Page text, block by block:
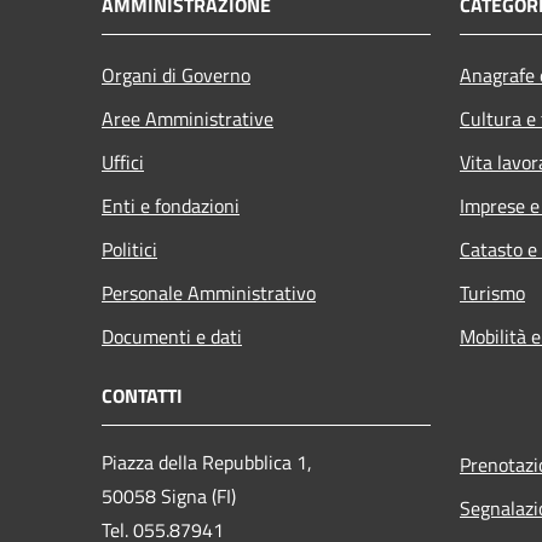
Organi di Governo
Aree Amministrative
Uffici
Enti e fondazioni
Politici
Personale Amministrativo
Documenti e dati
Cultura
Vita
Imprese
Catasto
Turismo
Mobilità
CONTATTI
Piazza della Repubblica 1,
50058 Signa (FI)
Tel. 055.87941